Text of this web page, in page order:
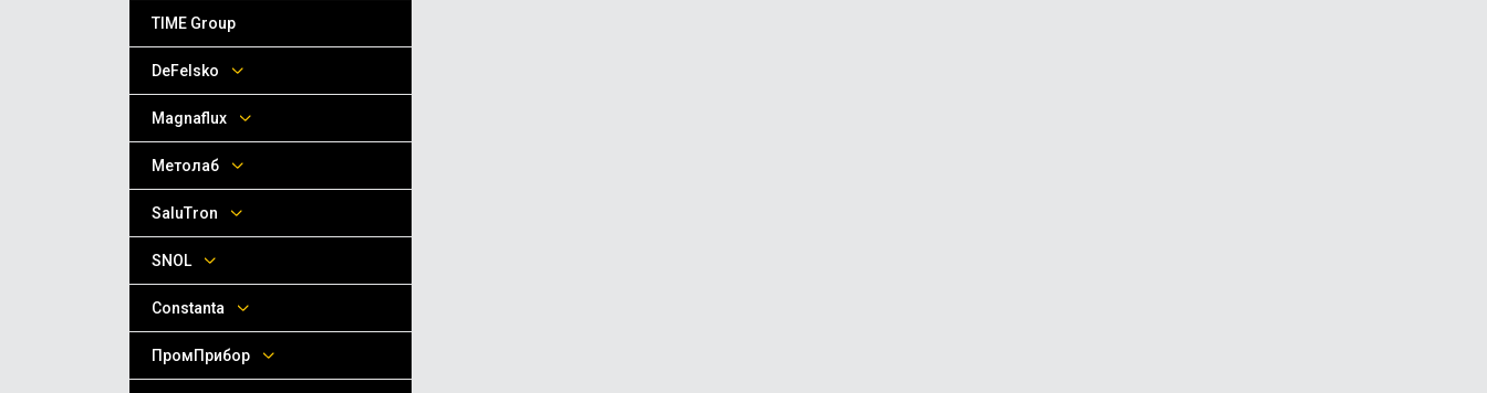
TIME Group
DeFelsko
Magnaflux
Метолаб
SaluTron
SNOL
Сonstanta
ПромПрибор